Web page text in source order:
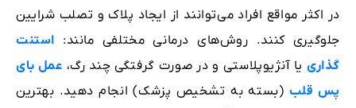
در اکثر مواقع افراد می‌توانند از ایجاد پلاک و تصلب شرایین
جلوگیری کنند. روش‌های درمانی مختلفی مانند: استنت
گذارییا آنژیوپلاستی و در صورت گرفتگی چند رگ، عمل بای
پس قلب (بسته به تشخیص پزشک) انجام دهید. بهترین